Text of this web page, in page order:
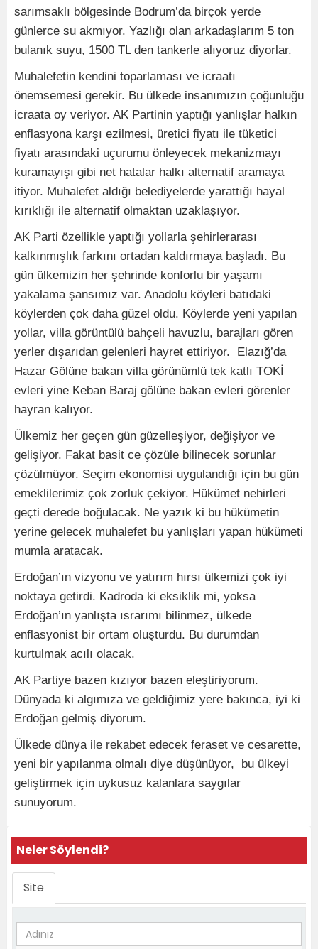
sarımsaklı bölgesinde Bodrum’da birçok yerde
günlerce su akmıyor. Yazlığı olan arkadaşlarım 5 ton
bulanık suyu, 1500 TL den tankerle alıyoruz diyorlar.
Muhalefetin kendini toparlaması ve icraatı
önemsemesi gerekir. Bu ülkede insanımızın çoğunluğu
icraata oy veriyor. AK Partinin yaptığı yanlışlar halkın
enflasyona karşı ezilmesi, üretici fiyatı ile tüketici
fiyatı arasındaki uçurumu önleyecek mekanizmayı
kuramayışı gibi net hatalar halkı alternatif aramaya
itiyor. Muhalefet aldığı belediyelerde yarattığı hayal
kırıklığı ile alternatif olmaktan uzaklaşıyor.
AK Parti özellikle yaptığı yollarla şehirlerarası
kalkınmışlık farkını ortadan kaldırmaya başladı. Bu
gün ülkemizin her şehrinde konforlu bir yaşamı
yakalama şansımız var. Anadolu köyleri batıdaki
köylerden çok daha güzel oldu. Köylerde yeni yapılan
yollar, villa görüntülü bahçeli havuzlu, barajları gören
yerler dışarıdan gelenleri hayret ettiriyor. Elazığ’da
Hazar Gölüne bakan villa görünümlü tek katlı TOKİ
evleri yine Keban Baraj gölüne bakan evleri görenler
hayran kalıyor.
Ülkemiz her geçen gün güzelleşiyor, değişiyor ve
gelişiyor. Fakat basit ce çözüle bilinecek sorunlar
çözülmüyor. Seçim ekonomisi uygulandığı için bu gün
emeklilerimiz çok zorluk çekiyor. Hükümet nehirleri
geçti derede boğulacak. Ne yazık ki bu hükümetin
yerine gelecek muhalefet bu yanlışları yapan hükümeti
mumla aratacak.
Erdoğan’ın vizyonu ve yatırım hırsı ülkemizi çok iyi
noktaya getirdi. Kadroda ki eksiklik mi, yoksa
Erdoğan’ın yanlışta ısrarımı bilinmez, ülkede
enflasyonist bir ortam oluşturdu. Bu durumdan
kurtulmak acılı olacak.
AK Partiye bazen kızıyor bazen eleştiriyorum.
Dünyada ki algımıza ve geldiğimiz yere bakınca, iyi ki
Erdoğan gelmiş diyorum.
Ülkede dünya ile rekabet edecek feraset ve cesarette,
yeni bir yapılanma olmalı diye düşünüyor, bu ülkeyi
geliştirmek için uykusuz kalanlara saygılar
sunuyorum.
Neler Söylendi?
Site